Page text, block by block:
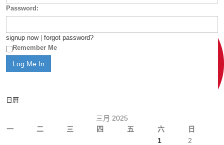
Password:
signup now| forgot password?
Remember Me
日曆
三月 2025
一
二 三 四 五 六 日
1
2